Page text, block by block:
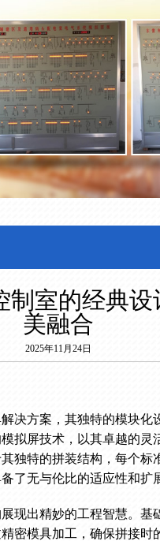
制室的经典
美融合
2025年11月24日
决方案，其独特的模块
拟屏技术，以其卓越的
独特的拼装结构，每个
了无与伦比的适应性和扩
现出精妙的工程智慧。
密模具加工，确保拼接